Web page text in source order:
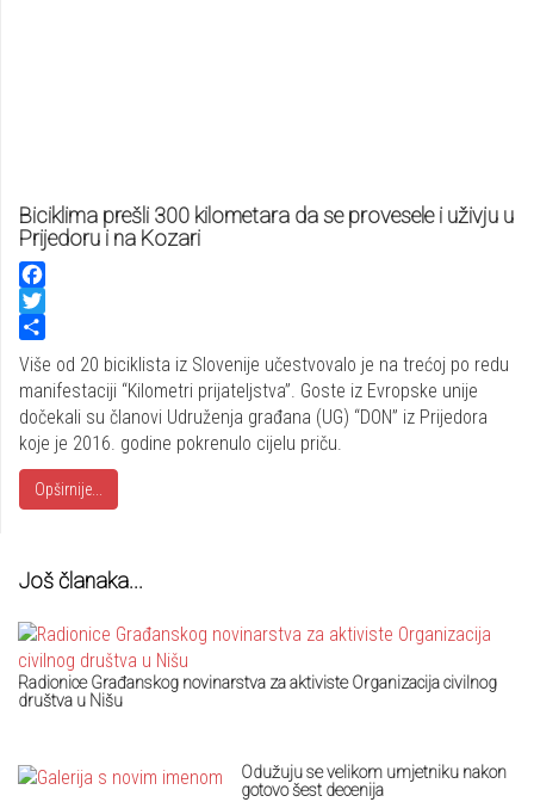
Biciklima prešli 300 kilometara da se provesele i uživju u
Prijedoru i na Kozari
Facebook
Twitter
Share
Više od 20 biciklista iz Slovenije učestvovalo je na trećoj po redu
manifestaciji “Kilometri prijateljstva”. Goste iz Evropske unije
dočekali su članovi Udruženja građana (UG) “DON” iz Prijedora
koje je 2016. godine pokrenulo cijelu priču.
Opširnije...
Još članaka...
Radionice Građanskog novinarstva za aktiviste Organizacija civilnog
društva u Nišu
Odužuju se velikom umjetniku nakon
gotovo šest decenija